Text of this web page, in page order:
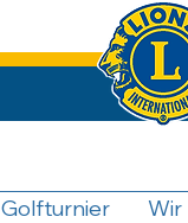
Golfturnier Wir